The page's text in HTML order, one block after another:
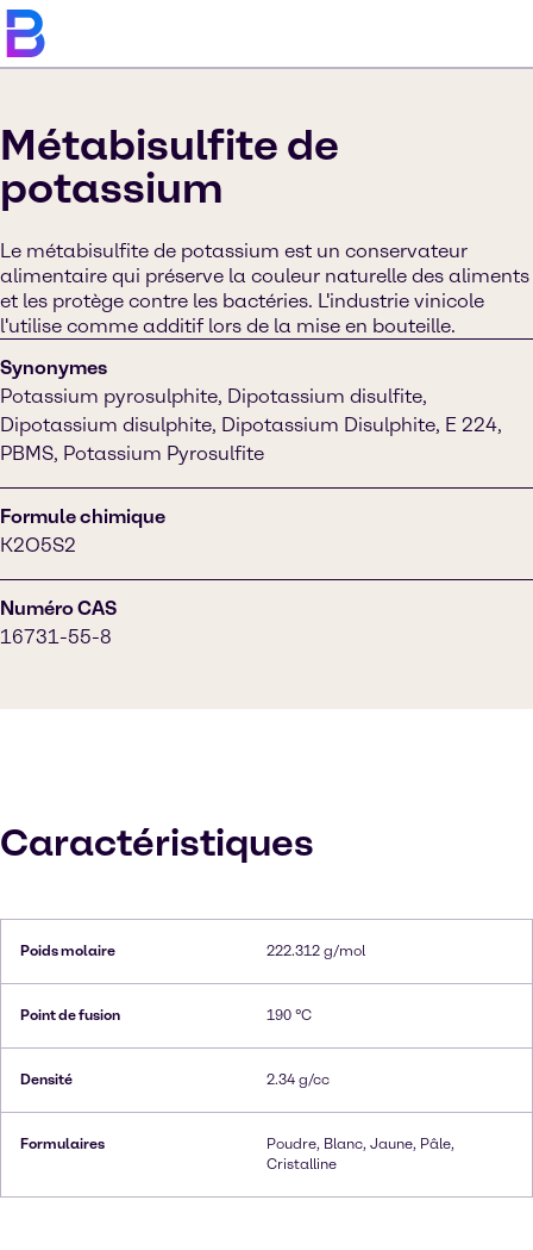
Métabisulfite de
potassium
Le métabisulfite de potassium est un conservateur
alimentaire qui préserve la couleur naturelle des aliments
et les protège contre les bactéries. L'industrie vinicole
l'utilise comme additif lors de la mise en bouteille.
Synonymes
Potassium pyrosulphite, Dipotassium disulfite,
Dipotassium disulphite, Dipotassium Disulphite, E 224,
PBMS, Potassium Pyrosulfite
Formule chimique
K2O5S2
Numéro CAS
16731-55-8
Caractéristiques
Poids molaire 222.312 g/mol
Point de fusion 190 °C
Densité 2.34 g/cc
Formulaires
Poudre, Blanc, Jaune, Pâle,
Cristalline